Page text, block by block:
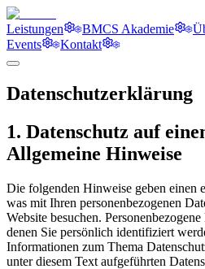
Leistungen BMCS Akademie
Events
Kontakt
Datenschutzerklärung
1. Datenschutz auf
Allgemeine Hinweise
Die folgenden Hinweise geben einen
was mit Ihren personenbezogenen
Website besuchen.
denen Sie persönlich identifiziert
Informationen zum Thema
unter diesem Text aufgeführten